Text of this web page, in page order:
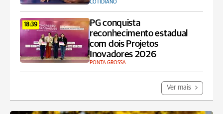
COTIDIANO
18:39
PG conquista
reconhecimento estadual
com dois Projetos
Inovadores 2026
PONTA GROSSA
Ver mais